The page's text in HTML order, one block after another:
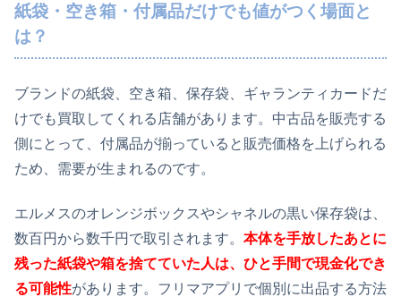
紙袋・空き箱・付属品だけでも値がつく場面と
は？
ブランドの紙袋、空き箱、保存袋、ギャランティカードだ
けでも買取してくれる店舗があります。中古品を販売する
側にとって、付属品が揃っていると販売価格を上げられる
ため、需要が生まれるのです。
エルメスのオレンジボックスやシャネルの黒い保存袋は、
数百円から数千円で取引されます。 本体を手放したあとに
残った紙袋や箱を捨てていた人は、ひと手間で現金化でき
る可能性があります。フリマアプリで個別に出品する方法